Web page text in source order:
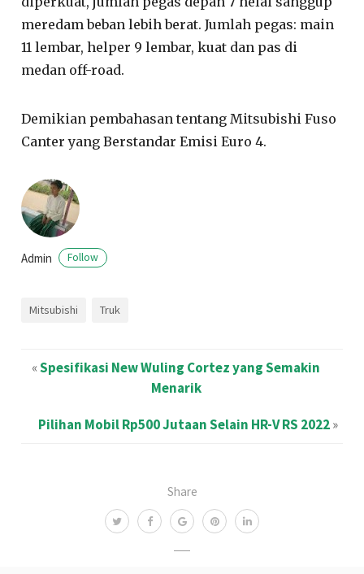
Share
meredam beban lebih berat. Jumlah pegas: main
11 lembar, helper 9 lembar, kuat dan pas di
medan off-road.
Demikian pembahasan tentang Mitsubishi Fuso
Canter yang Berstandar Emisi Euro 4.
Admin Follow
Mitsubishi Truk
«Spesifikasi New Wuling Cortez yang Semakin
Menarik
Pilihan Mobil Rp500 Jutaan Selain HR-V RS 2022»